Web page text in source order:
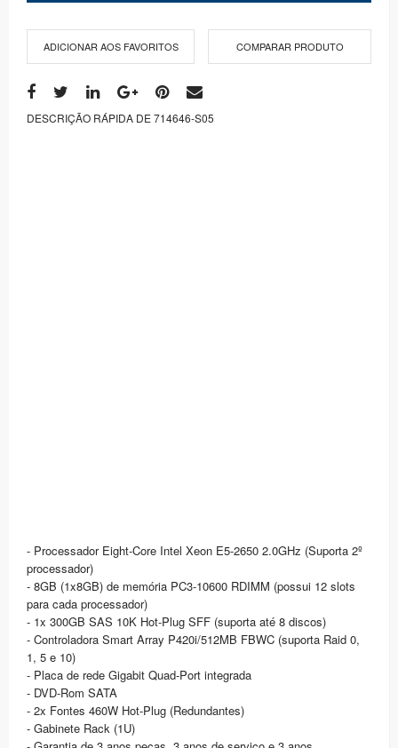
ADICIONAR AOS FAVORITOS COMPARAR PRODUTO
DESCRIÇÃO RÁPIDA DE 714646-S05
- Processador Eight-Core Intel Xeon E5-2650 2.0GHz (Suporta 2º
processador)
- 8GB (1x8GB) de memória PC3-10600 RDIMM (possui 12 slots
para cada processador)
- 1x 300GB SAS 10K Hot-Plug SFF (suporta até 8 discos)
- Controladora Smart Array P420i/512MB FBWC (suporta Raid 0,
1, 5 e 10)
- Placa de rede Gigabit Quad-Port integrada
- DVD-Rom SATA
- 2x Fontes 460W Hot-Plug (Redundantes)
- Gabinete Rack (1U)